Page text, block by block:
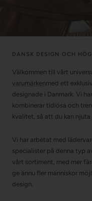
DANSK DESIGN OCH HÖG
Välkommen till vårt
varumärkenmed ett
designade i Danmark. Vi
kombinerar tidlösa och
kvalitet, så att du kan njuta
Vi har arbetat med
specialister på denna typ
vårt sortiment, med mer
ge ännu fler människor
design.